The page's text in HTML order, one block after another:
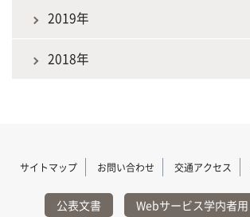
2019年
2018年
サイトマップ お問い合わせ 交通アクセス
公表文書 Webサービス学内者